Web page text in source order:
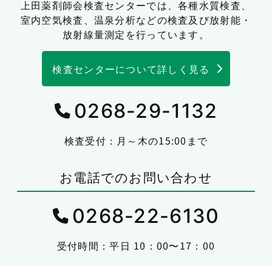
上田薬剤師会検査センターでは、各種水質検査、
室内空気検査、温泉分析などの検査及び放射能・
放射線量測定を行っています。
検査センターについて詳しく見る
0268-29-1132
検査受付：月～木の15:00まで
お電話でのお問い合わせ
0268-22-6130
受付時間：平日 10：00〜17：00